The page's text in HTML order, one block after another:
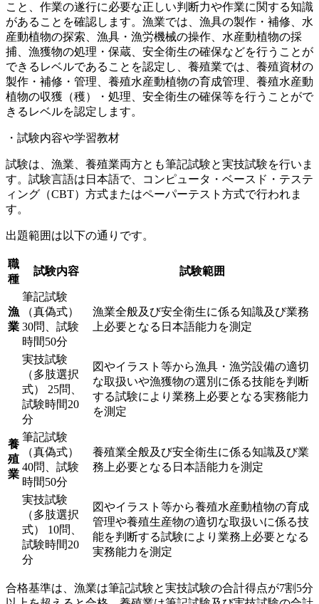
こと、作業の遂行に必要な正しい判断力や作業に関する知識
があることを確認します。漁業では、漁具の製作・補修、水
産動植物の探索、漁具・漁労機械の操作、水産動植物の採
捕、漁獲物の処理・保蔵、安全衛生の確保などを行うことが
できるレベルであることを認定し、養殖業では、養殖資材の
製作・補修・管理、養殖水産動植物の育成管理、養殖水産動
植物の収獲（穫）・処理、安全衛生の確保等を行うことがで
きるレベルを認定します。
・試験内容や学習教材
試験は、漁業、養殖業両方とも筆記試験と実技試験を行いま
す。試験言語は日本語で、コンピュータ・ベースド・テステ
ィング（CBT）方式またはペーパーテスト方式で行われま
す。
出題範囲は以下の通りです。
職
種
試験内容 試験範囲
漁
業
筆記試験
（真偽式）
30問、試験
時間50分
漁業全般及び安全衛生に係る知識及び業務
上必要となる日本語能力を測定
実技試験
（多肢選択
式） 25問、
試験時間20
分
図やイラスト等から漁具・漁労設備の適切
な取扱いや漁獲物の選別に係る技能を判断
する試験により業務上必要となる実務能力
を測定
養
殖
業
筆記試験
（真偽式）
40問、試験
時間50分
養殖業全般及び安全衛生に係る知識及び業
務上必要となる日本語能力を測定
実技試験
（多肢選択
式） 10問、
試験時間20
分
図やイラスト等から養殖水産動植物の育成
管理や養殖生産物の適切な取扱いに係る技
能を判断する試験により業務上必要となる
実務能力を測定
合格基準は、漁業は筆記試験と実技試験の合計得点が7割5分